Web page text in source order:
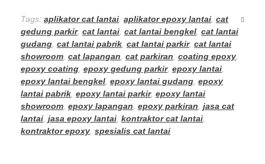
Tags: aplikator cat lantai aplikator epoxy lantai cat
gedung parkir, cat lantai cat lantai bengkel cat lantai
gudang cat lantai pabrik cat lantai parkir, cat lantai
showroom cat lapangan cat parkiran coating epoxy
epoxy coating epoxy gedung parkir, epoxy lantai
epoxy lantai bengkel epoxy lantai gudang epoxy
lantai pabrik epoxy lantai parkir, epoxy lantai
showroom epoxy lapangan epoxy parkiran jasa cat
lantai jasa epoxy lantai kontraktor cat lantai
kontraktor epoxy spesialis cat lantai